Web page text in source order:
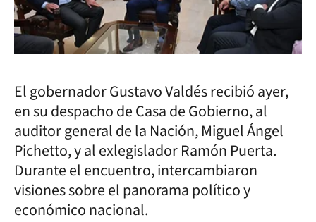
El gobernador Gustavo Valdés recibió ayer,
en su despacho de Casa de Gobierno, al
auditor general de la Nación, Miguel Ángel
Pichetto, y al exlegislador Ramón Puerta.
Durante el encuentro, intercambiaron
visiones sobre el panorama político y
económico nacional.